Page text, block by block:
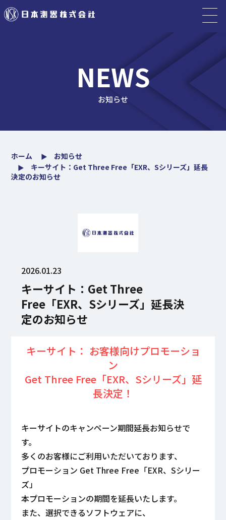
NEWS
お知らせ
ホーム
お知らせ
キーサイト：Get Three Free「EXR、Sシリーズ」延長
決定のお知らせ
2026.01.23
キーサイト：Get Three
Free「EXR、Sシリーズ」延長決
定のお知らせ
キーサイト： お客様向けプロモーショ
ン
Get Three Free「EXR、Sシリーズ」延
長決定！
キーサイトのキャンペーン期間延長お知らせで
す。
多くのお客様にご利用いただいております、
プロモーション Get Three Free「EXR、Sシリー
ズ」
本プロモーションの期間を延長いたします。
また、選択できるソフトウェアに、